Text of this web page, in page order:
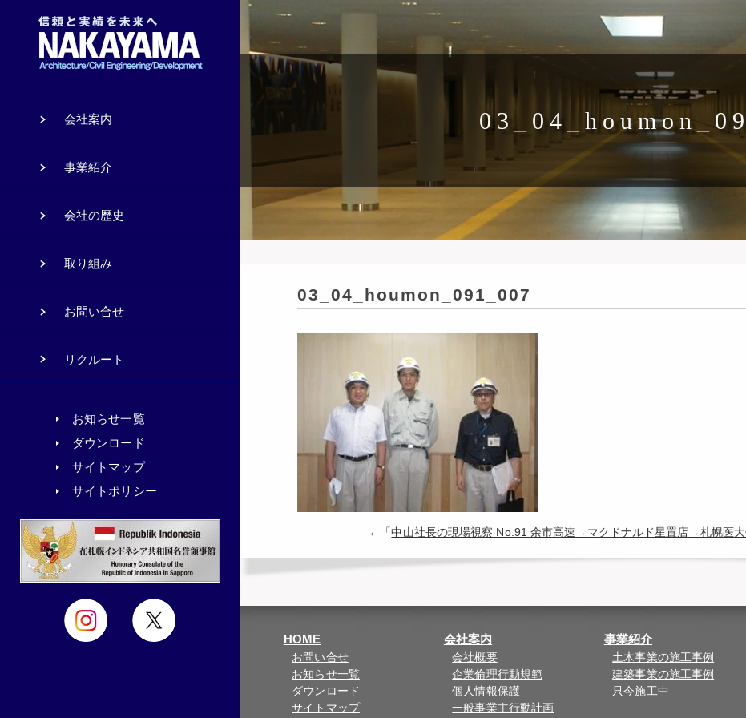
03_04_houmon_091_007
←「中山社長の現場視察 No.91 余市高速→マクドナルド星置店→札幌医
HOME
お問い合せ
お知らせ一覧
ダウンロード
サイトマップ
会社案内
会社概要
企業倫理行動規範
個人情報保護
一般事業主行動計画
事業紹介
土木事業の施工事例
建築事業の施工事例
只今施工中
会社案内
事業紹介
会社の歴史
取り組み
お問い合せ
リクルート
お知らせ一覧
ダウンロード
サイトマップ
サイトポリシー